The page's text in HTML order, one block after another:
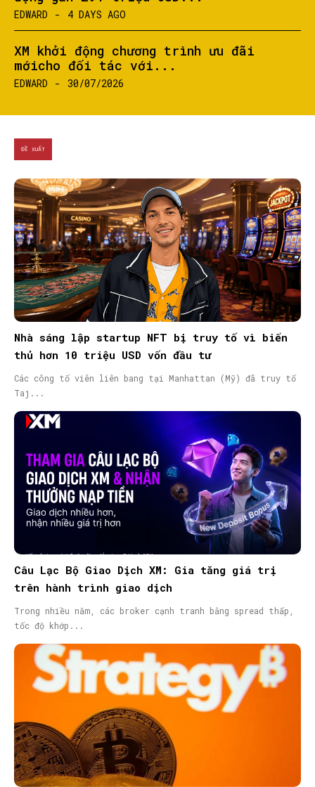
EDWARD - 4 DAYS AGO
XM khởi động chương trình ưu đãi
mớicho đối tác với...
EDWARD - 30/07/2026
ĐỀ XUẤT
Nhà sáng lập startup NFT bị truy tố vì biển
thủ hơn 10 triệu USD vốn đầu tư
Các công tố viên liên bang tại Manhattan (Mỹ) đã truy tố
Taj...
Câu Lạc Bộ Giao Dịch XM: Gia tăng giá trị
trên hành trình giao dịch
Trong nhiều năm, các broker cạnh tranh bằng spread thấp,
tốc độ khớp...